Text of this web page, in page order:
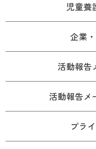
児童養
企業
活動報告
活動報告メ
プラ